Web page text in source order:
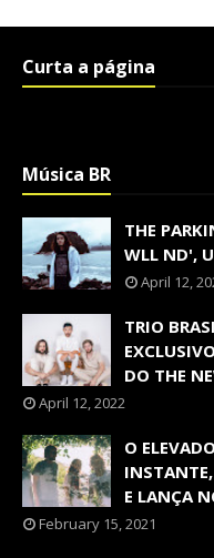
Curta a página
Música BR
THE
WLL ND',
April 12,
TRIO
DO THE
April 12, 2022
O
E LANÇA
February 15, 2021